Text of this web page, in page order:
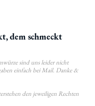
dem schmeckt
sind uns leider nicht
einfach bei Mail. Danke &
den jeweiligen Rechten